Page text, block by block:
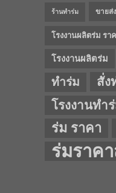
ร้านทำร่ม ขายส่
โรงงานผลิตร่ม รา
โรงงานผลิตร่ม
ทำร่ม
สั่ง
โรงงานทำ
ร่ม ราคา
ร่มราค